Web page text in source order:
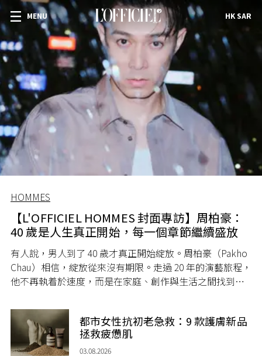
MENU HK SAR
HOMMES
【L'OFFICIEL HOMMES 封面專訪】周柏豪：
40 歲是人生真正開始，每一個章節繼續盛放
有人說，男人到了 40 歲才真正開始綻放。周柏豪（Pakho
Chau）相信，綻放從來沒有期限。走過 20 年的演藝旅程，
他不再執着於速度，而是在家庭、創作與生活之間找到屬
都市女性抗初老急救：9 款護膚新品
拯救疲憊肌
03.08.2026